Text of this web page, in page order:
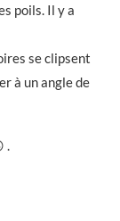
poils. Il y a
se clipsent
à un angle de
.